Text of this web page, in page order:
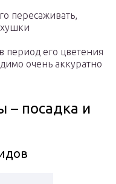
пересаживать,
период его цветения
очень аккуратно
– посадка и